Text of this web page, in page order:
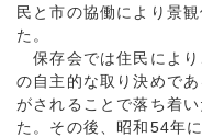
民と市の協働により景
た。
保存会では住民により
の自主的な取り決めで
がされることで落ち着
た。その後、昭和54年